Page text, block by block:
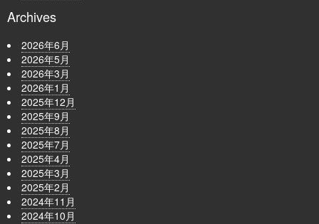
Archives
2026年6月
2026年5月
2026年3月
2026年1月
2025年12月
2025年9月
2025年8月
2025年7月
2025年4月
2025年3月
2025年2月
2024年11月
2024年10月